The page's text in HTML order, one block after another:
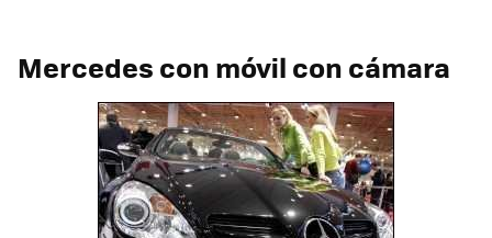
Mercedes con móvil con cámara